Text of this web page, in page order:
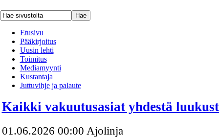
Etusivu
Pääkirjoitus
Uusin lehti
Toimitus
Mediamyynti
Kustantaja
Juttuvihje ja palaute
Kaikki vakuutusasiat yhdestä
01.06.2026 00:00 Ajolinja